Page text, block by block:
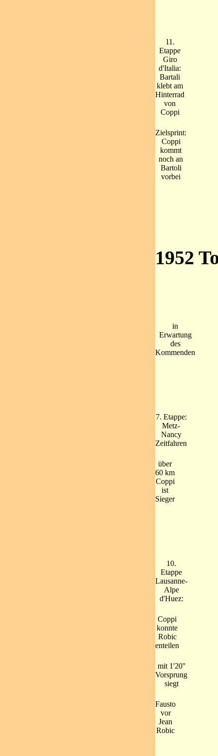
11.
Etappe
Giro
d'Italia:
Bartali
klebt am
Hinterrad
von
Coppi
Zielsprint:
Coppi
kommt
noch an
Bartoli
vorbei
1952
in
Erwartung
des
Kommenden
7. Etappe:
Metz-
Nancy
Zeitfahren
über
60 km
Coppi
ist
Sieger
10.
Etappe
Lausanne-
Alpe
d'Huez:
Coppi
konnte
Robic
enteilen
mit 1'20''
Vorsprung
siegt
Fausto
vor
Jean
Robic